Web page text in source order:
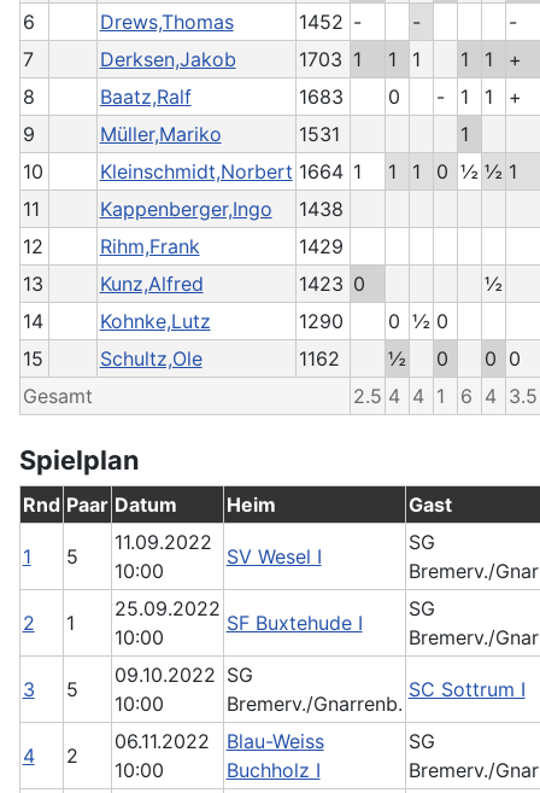
6
Drews,Thomas 1452 - -
-
7
Derksen,Jakob 1703 1 1 1 1 1
+
8
Baatz,Ralf 1683 0 - 1 1
+
9
Müller,Mariko 1531
1
10
Kleinschmidt,Norbert 1664 1 1 1 0 ½ ½ 1
11
Kappenberger,Ingo
1438
12
Rihm,Frank
1429
13
Kunz,Alfred 1423 0
½
14
Kohnke,Lutz 1290 0 ½ 0
15
Schultz,Ole 1162 ½ 0 0 0
Gesamt
2.5 4 4 1 6 4 3.5
Spielplan
Rnd Paar Datum Heim Gast
1 5
11.09.2022
10:00
SV Wesel I
SG
Bremerv./
2 1
25.09.2022
10:00
SF Buxtehude I
SG
Bremerv./
3 5
09.10.2022
10:00
SG
Bremerv./Gnarrenb.
SC Sottrum I
4 2
06.11.2022
10:00
Blau-Weiss
Buchholz I
SG
Bremerv./